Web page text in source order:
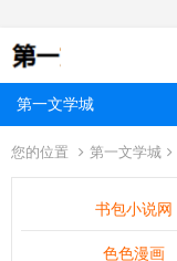
第一文学城
您的位置 第一文学城
书包小说网
色色漫画